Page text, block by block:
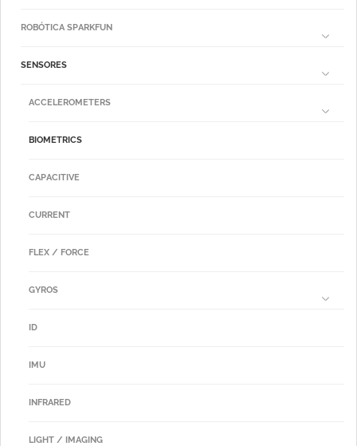
ROBÓTICA SPARKFUN
SENSORES
ACCELEROMETERS
BIOMETRICS
CAPACITIVE
CURRENT
FLEX / FORCE
GYROS
ID
IMU
INFRARED
LIGHT / IMAGING